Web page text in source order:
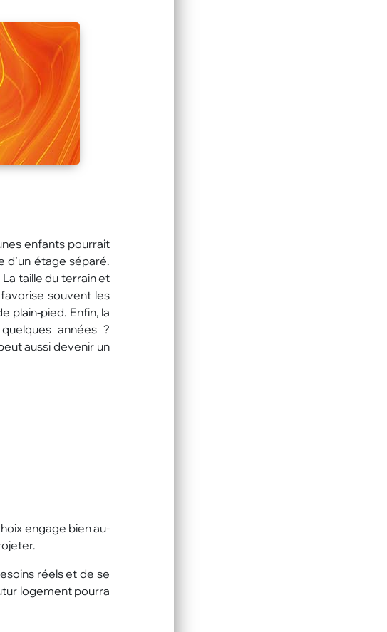
enfants pourrait
d’un étage séparé.
taille du terrain et
souvent les
plain-pied. Enfin, la
années ?
aussi devenir un
engage bien au-
réels et de se
logement pourra